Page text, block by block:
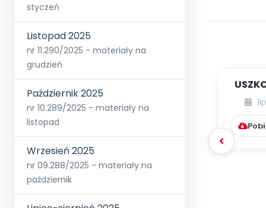
styczeń
Listopad 2025
nr 11.290/2025 - materiały na
grudzień
Październik 2025
nr 10.289/2025 - materiały na
listopad
Wrzesień 2025
nr 09.288/2025 - materiały na
październik